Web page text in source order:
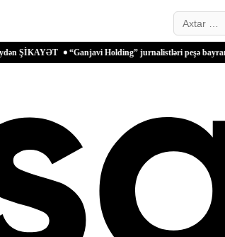
Search…
“Ganjavi Holding” jurnalistləri peşə bayramı